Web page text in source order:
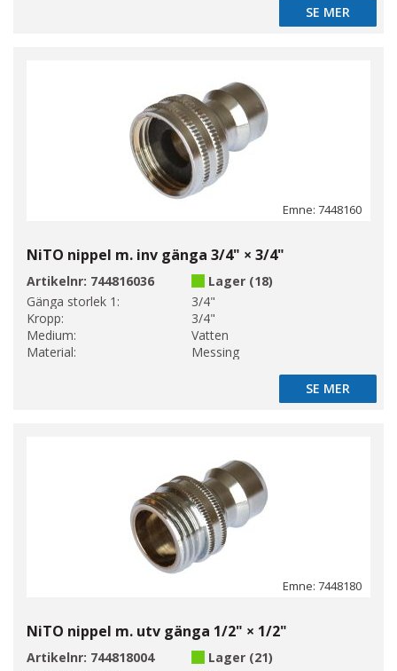
SE MER
SE MER
Emne: 7448160
NiTO nippel m. inv gänga 3/4" × 3/4"
Artikelnr: 744816036
Lager (18)
Gänga storlek 1:
3/4"
Kropp:
3/4"
Medium:
Vatten
Material:
Messing
SE MER
SE MER
Emne: 7448180
NiTO nippel m. utv gänga 1/2" × 1/2"
Artikelnr: 744818004
Lager (21)